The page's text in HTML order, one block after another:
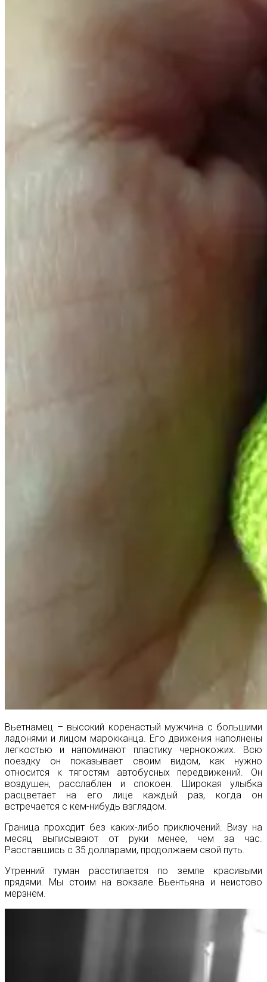
Вьетнамец – высокий коренастый мужчина с большими
ладонями и лицом марокканца. Его движения наполнены
легкостью и напоминают пластику чернокожих. Всю
поездку он показывает своим видом, как нужно
относится к тягостям автобусных передвижений. Он
воздушен, расслаблен и спокоен. Широкая улыбка
расцветает на его лице каждый раз, когда он
встречается с кем-нибудь взглядом.
Граница проходит без каких-либо приключений. Визу на
месяц выписывают от руки менее, чем за час.
Расставшись с 35 долларами, продолжаем свой путь.
Утренний туман расстилается по земле красивыми
прядями. Мы стоим на вокзале Вьентьяна и неистово
мерзнем.